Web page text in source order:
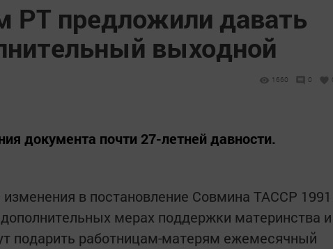
РТ предложили давать
выходной
1660 0
документа почти 27-летней давности.
в постановление Совмина ТАССР 1991
дополнительных мерах поддержки материнства и
подарить работницам-матерям ежемесячный